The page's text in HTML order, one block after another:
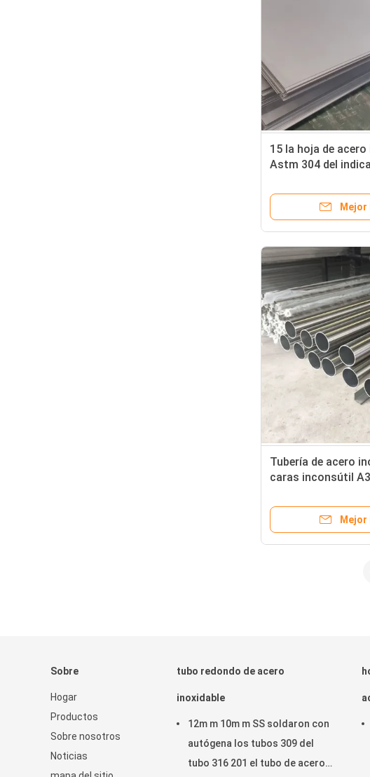
15 la hoja de
Astm 304 del
densamente
Mejor
Tubería de acero
caras inconsútil
Ss 321
Mejor
Sobre
Hogar
Productos
Sobre nosotros
Noticias
tubo redondo de acero
inoxidable
12m m 10m m SS soldaron con
autógena los tubos 309 del
tubo 316 201 el tubo de acero